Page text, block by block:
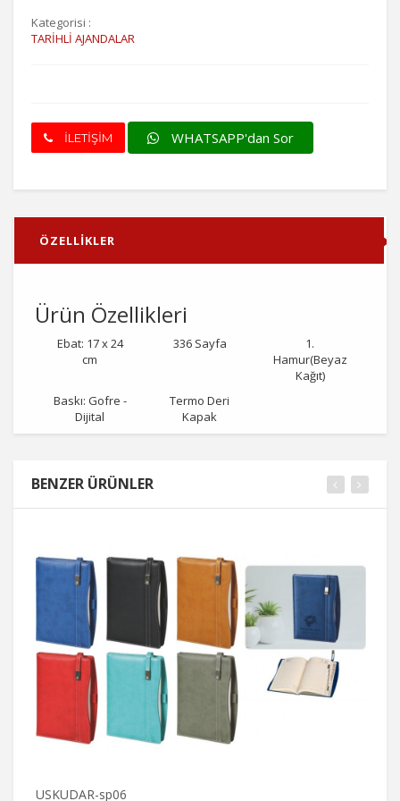
Kategorisi :
TARİHLİ AJANDALAR
İLETİŞİM WHATSAPP'dan Sor
ÖZELLİKLER
Ürün Özellikleri
Ebat: 17 x 24
cm
336 Sayfa
1.
Hamur(Beyaz
Kağıt)
Baskı: Gofre -
Dijital
Termo Deri
Kapak
BENZER ÜRÜNLER
USKUDAR-sp06